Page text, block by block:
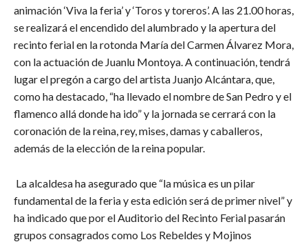
animación ‘Viva la feria’ y ‘Toros y toreros’. A las 21.00 horas,
se realizará el encendido del alumbrado y la apertura del
recinto ferial en la rotonda María del Carmen Álvarez Mora,
con la actuación de Juanlu Montoya. A continuación, tendrá
lugar el pregón a cargo del artista Juanjo Alcántara, que,
como ha destacado, “ha llevado el nombre de San Pedro y el
flamenco allá donde ha ido” y la jornada se cerrará con la
coronación de la reina, rey, mises, damas y caballeros,
además de la elección de la reina popular.
La alcaldesa ha asegurado que “la música es un pilar
fundamental de la feria y esta edición será de primer nivel” y
ha indicado que por el Auditorio del Recinto Ferial pasarán
grupos consagrados como Los Rebeldes y Mojinos